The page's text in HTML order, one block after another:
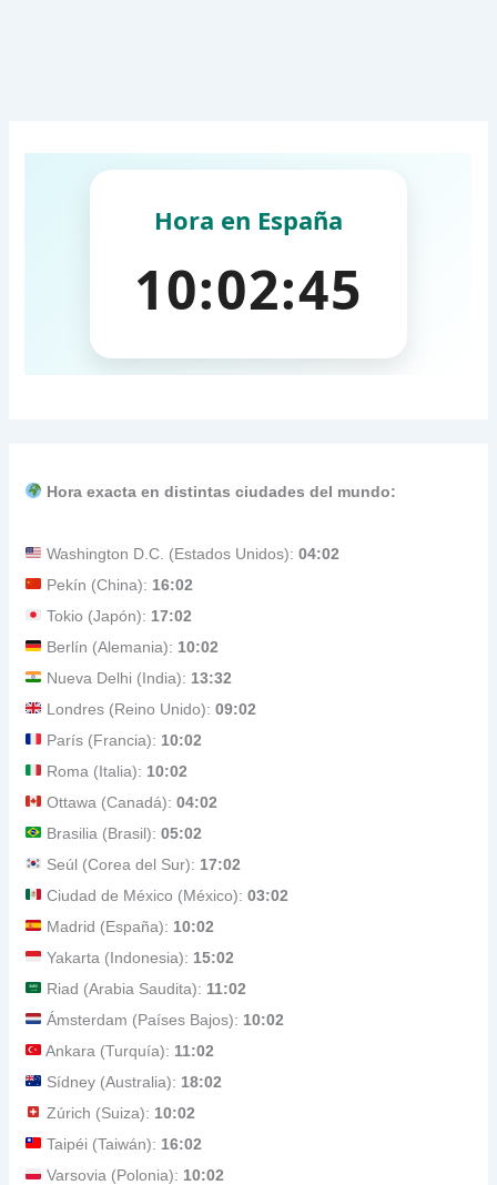
Hora exacta en distintas ciudades del mundo:
Washington D.C. (Estados Unidos):04:02
Pekín (China): 16:02
Tokio (Japón): 17:02
Berlín (Alemania): 10:02
Nueva Delhi (India): 13:32
Londres (Reino Unido):09:02
París (Francia): 10:02
Roma (Italia): 10:02
Ottawa (Canadá):04:02
Brasilia (Brasil):05:02
Seúl (Corea del Sur): 17:02
Ciudad de México (México):03:02
Madrid (España): 10:02
Yakarta (Indonesia): 15:02
Riad (Arabia Saudita): 11:02
Ámsterdam (Países Bajos): 10:02
Ankara (Turquía): 11:02
Sídney (Australia): 18:02
Zúrich (Suiza): 10:02
Taipéi (Taiwán): 16:02
Varsovia (Polonia): 10:02